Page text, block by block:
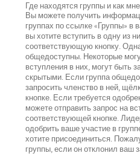
Где находятся группы и как
Вы можете получить
группах по ссылке «Группы»
вы хотите вступить в одну из
соответствующую кнопку.
общедоступны. Некоторые
вступления в них, могут быть
скрытыми. Если группа
запросить членство в ней,
кнопке. Если требуется
можете отправить запрос на
соответствующей кнопке.
одобрить ваше участие в
хотите присоединиться.
группы, если он отклонил ваш